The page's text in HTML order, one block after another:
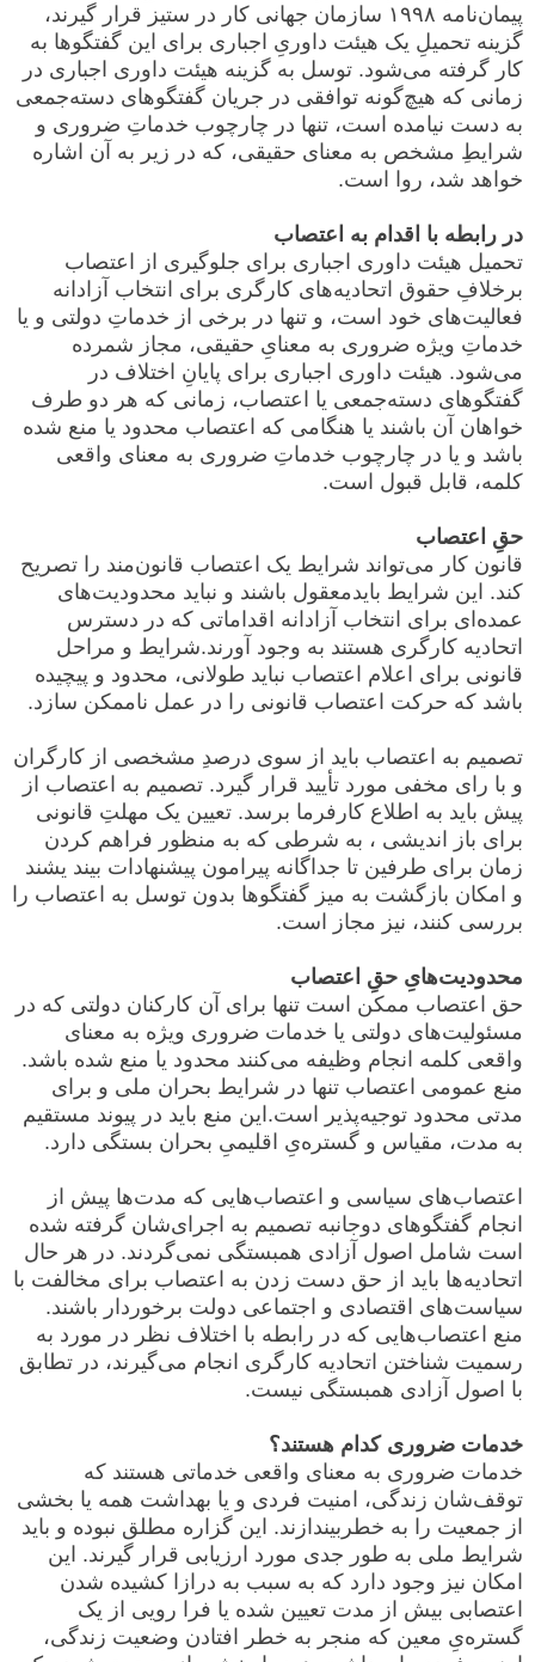
پیمان‌نامه ۱۹۹۸ سازمان جهانی کار در ستیز قرار گیرند،
گزینه تحمیلِ یک هیئت داوریِ اجباری برای این گفتگوها به
کار گرفته می‌شود. توسل به گزینه هیئت داوری اجباری در
زمانی که هیچ‌گونه توافقی در جریان گفتگوهای دسته‌جمعی
به دست نیامده است، تنها در چارچوب خدماتِ ضروری و
شرایطِ مشخص به معنای حقیقی، که در زیر به آن اشاره
خواهد شد، روا است.
در رابطه با اقدام به اعتصاب
تحمیل هیئت داوری اجباری برای جلوگیری از اعتصاب
برخلافِ حقوق اتحادیه‌های کارگری برای انتخاب آزادانه
فعالیت‌های خود است، و تنها در برخی از خدماتِ دولتی و یا
خدماتِ ویژه ضروری به معنایِ حقیقی، مجاز شمرده
می‌شود. هیئت داوری اجباری برای پایانِ اختلاف در
گفتگوهای دسته‌جمعی یا اعتصاب، زمانی که هر دو طرف
خواهان آن باشند یا هنگامی که اعتصاب محدود یا منع شده
باشد و یا در چارچوب خدماتِ ضروری به معنای واقعی
کلمه، قابل قبول است.
حقِ اعتصاب
قانون کار می‌تواند شرایط یک اعتصاب قانون‌مند را تصریح
کند. این شرایط بایدمعقول باشند و نباید محدودیت‌های
عمده‌ای برای انتخاب آزادانه اقداماتی که در دسترس
اتحادیه کارگری هستند به وجود آورند.شرایط و مراحل
قانونی برای اعلام اعتصاب نباید طولانی، محدود و پیچیده
باشد که حرکت اعتصاب قانونی را در عمل ناممکن سازد.
تصمیم به اعتصاب باید از سوی درصدِ مشخصی از کارگران
و با رای مخفی مورد تأیید قرار گیرد. تصمیم به اعتصاب از
پیش باید به اطلاع کارفرما برسد. تعیین یک مهلتِ قانونی
برای باز اندیشی ، به شرطی که به منظور فراهم کردن
زمان برای طرفین تا جداگانه پیرامون پیشنهادات بیند یشند
و امکان بازگشت به میز گفتگوها بدون توسل به اعتصاب را
بررسی کنند، نیز مجاز است.
محدودیت‌هایِ حقِ اعتصاب
حق اعتصاب ممکن است تنها برای آن کارکنان دولتی که در
مسئولیت‌های دولتی یا خدمات ضروری ویژه به معنای
واقعی کلمه انجام وظیفه می‌کنند محدود یا منع شده باشد.
منع عمومی اعتصاب تنها در شرایط بحران ملی و برای
مدتی محدود توجیه‌پذیر است.این منع باید در پیوند مستقیم
به مدت، مقیاس و گستره‌یِ اقلیمیِ بحران بستگی دارد.
اعتصاب‌های سیاسی و اعتصاب‌هایی که مدت‌ها پیش از
انجام گفتگوهای دوجانبه تصمیم به اجرای‌شان گرفته شده
است شامل اصول آزادی همبستگی نمی‌گردند. در هر حال
اتحادیه‌ها باید از حق دست زدن به اعتصاب برای مخالفت با
سیاست‌های اقتصادی و اجتماعی دولت برخوردار باشند.
منع اعتصاب‌هایی که در رابطه با اختلاف نظر در مورد به
رسمیت شناختن اتحادیه کارگری انجام می‌گیرند، در تطابق
با اصول آزادی همبستگی نیست.
خدمات ضروری کدام هستند؟
خدمات ضروری به معنای واقعی خدماتی هستند که
توقف‌شان زندگی، امنیت فردی و یا بهداشت همه یا بخشی
از جمعیت را به خطربیندازند. این گزاره مطلق نبوده و باید
شرایط ملی به طور جدی مورد ارزیابی قرار گیرند. این
امکان نیز وجود دارد که به سبب به درازا کشیده شدن
اعتصابی بیش از مدت تعیین شده یا فرا رویی از یک
گستره‌یِ معین که منجر به خطر افتادن وضعیت زندگی،